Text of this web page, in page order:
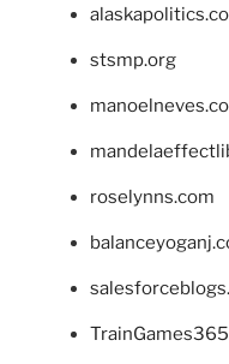
stsmp.org
roselynns.com